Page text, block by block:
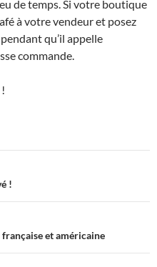
de temps. Si votre boutique
à votre vendeur et posez
qu’il appelle
commande.
!
et américaine